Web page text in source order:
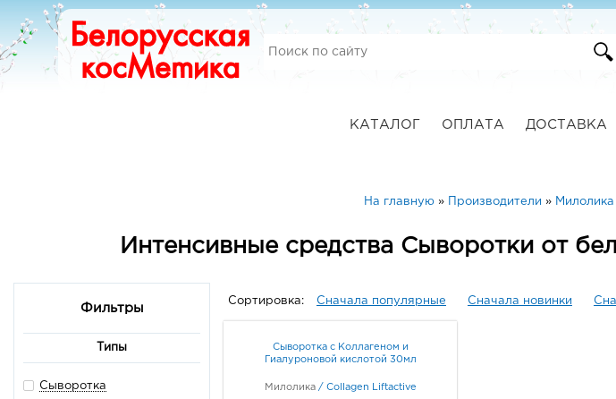
КАТАЛОГ ОПЛАТА ДОСТАВКА
На главную » Производители » Милолика
Интенсивные средства Сыворотки от
Фильтры
Типы
Сыворотка
Сортировка: Сначала популярные Сначала новинки
Сыворотка с Коллагеном и
Гиалуроновой кислотой 30мл
Милолика / Collagen Liftactive